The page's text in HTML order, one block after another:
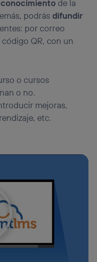
de la
podrásdifundir
por correo
QR, con un
o cursos
o no.
mejoras,
etc.